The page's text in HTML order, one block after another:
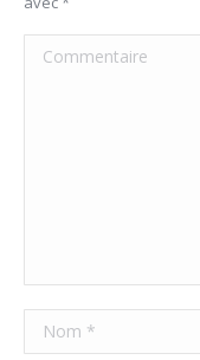
Commentaire
Nom *